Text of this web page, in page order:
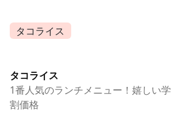
タコライス
タコライス
1番人気のランチメニュー！嬉しい学
割価格